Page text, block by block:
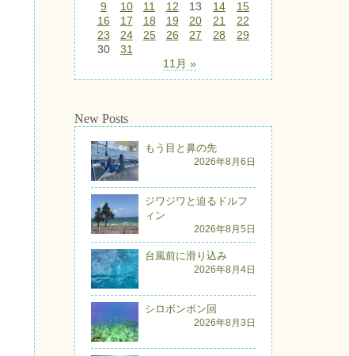
9
10 11 12 13 14
15
16
17 18 19 20 21
22
23
24 25 26 27 28
29
30
31
11月 »
New Posts
もう目と鼻の先
2026年8月6日
ジワジワと迫るドルフ
ィン
2026年8月5日
台風前に滑り込み
2026年8月4日
シロボンボン回
2026年8月3日